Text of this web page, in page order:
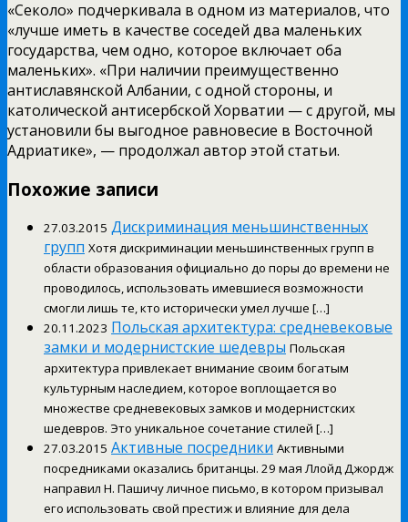
«Секоло» подчеркивала в одном из материалов, что
«лучше иметь в качестве соседей два маленьких
государства, чем одно, которое включает оба
маленьких». «При наличии преимущественно
антиславянской Албании, с одной стороны, и
католической антисербской Хорватии — с другой, мы
установили бы выгодное равновесие в Восточной
Адриатике», — продолжал автор этой статьи.
Похожие записи
27.03.2015 Дискриминация меньшинственных
групп Хотя дискриминации меньшинственных групп в
области образования официально до поры до времени не
проводилось, использовать имевшиеся возможности
смогли лишь те, кто исторически умел лучше […]
20.11.2023 Польская архитектура: средневековые
замки и модернистские шедевры Польская
архитектура привлекает внимание своим богатым
культурным наследием, которое воплощается во
множестве средневековых замков и модернистских
шедевров. Это уникальное сочетание стилей […]
27.03.2015 Активные посредники Активными
посредниками оказались британцы. 29 мая Ллойд Джордж
направил Н. Пашичу личное письмо, в котором призывал
его использовать свой престиж и влияние для дела